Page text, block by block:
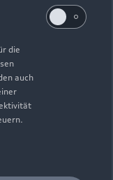
die
auch